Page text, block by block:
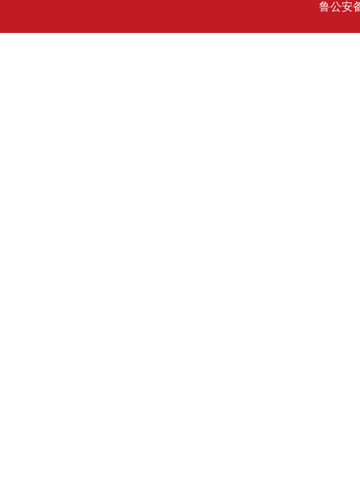
鲁公安